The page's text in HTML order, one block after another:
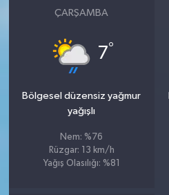
ÇARŞAMBA
7°
Bölgesel düzensiz yağmur
yağışlı
Nem: %76
Rüzgar: 13 km/h
Yağış Olasılığı: %81